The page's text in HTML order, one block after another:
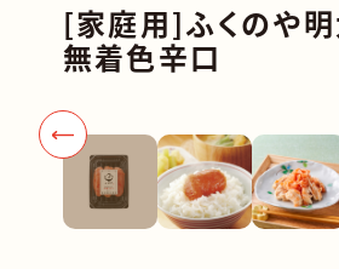
お取引について
お問い合わせ
[家庭用]ふくのや
無着色辛口